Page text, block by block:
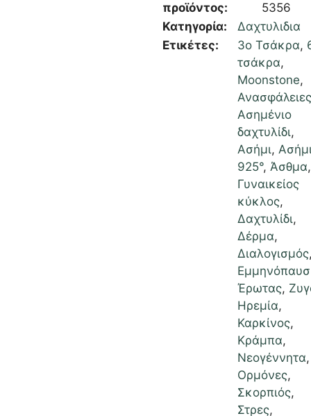
προϊόντος:
5356
Κατηγορία:
Δαχτυλιδια
Ετικέτες:
3ο Τσάκρα,
τσάκρα,
Moonstone,
Ανασφάλειες
Ασημένιο
δαχτυλίδι,
Ασήμι,
925°, Άσθμα,
Γυναικείος
κύκλος,
Δαχτυλίδι,
Δέρμα,
Διαλογισμός
Έρωτας,
Ηρεμία,
Καρκίνος,
Κράμπα,
Νεογέννητα,
Ορμόνες,
Σκορπιός,
Στρες,